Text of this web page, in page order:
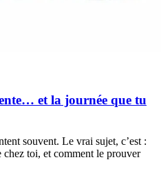
et la journée que tu
souvent. Le vrai sujet, c’est :
chez toi, et comment le prouver